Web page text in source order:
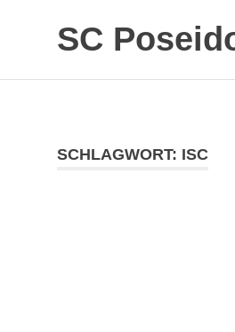
SC
SCHLAGWORT: ISC